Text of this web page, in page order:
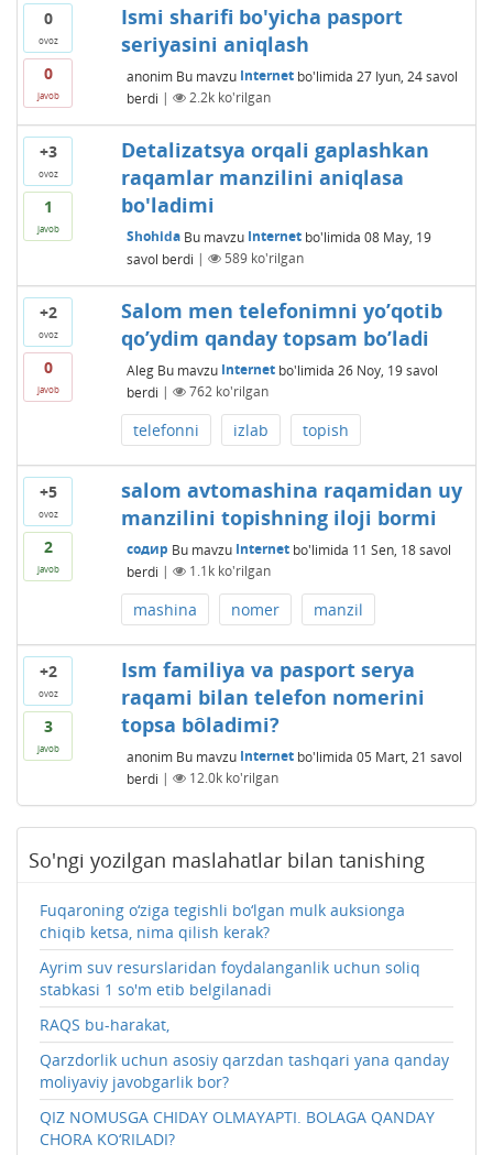
0
ovoz
0
javob
Ismi sharifi bo'yicha pasport
seriyasini aniqlash
anonim Bu mavzu Internetbo'limida 27 Iyun, 24 savol
berdi | 2.2kko'rilgan
+3
ovoz
1
javob
Detalizatsya orqali gaplashkan
raqamlar manzilini aniqlasa
bo'ladimi
Shohida Bu mavzu Internetbo'limida 08 May, 19
savol berdi | 589ko'rilgan
+2
ovoz
0
javob
Salom men telefonimni yo’qotib
qo’ydim qanday topsam bo’ladi
Aleg Bu mavzu Internetbo'limida 26 Noy, 19 savol
berdi | 762ko'rilgan
telefonni izlab topish
+5
ovoz
2
javob
salom avtomashina raqamidan uy
manzilini topishning iloji bormi
содир Bu mavzu Internetbo'limida 11 Sen, 18 savol
berdi | 1.1kko'rilgan
mashina nomer manzil
+2
ovoz
3
javob
Ism familiya va pasport serya
raqami bilan telefon nomerini
topsa bôladimi?
anonim Bu mavzu Internetbo'limida 05 Mart, 21 savol
berdi | 12.0kko'rilgan
So'ngi yozilgan maslahatlar bilan tanishing
Fuqaroning o‘ziga tegishli bo‘lgan mulk auksionga
chiqib ketsa, nima qilish kerak?
Ayrim suv resurslaridan foydalanganlik uchun soliq
stabkasi 1 so'm etib belgilanadi
RAQS bu-harakat,
Qarzdorlik uchun asosiy qarzdan tashqari yana qanday
moliyaviy javobgarlik bor?
QIZ NOMUSGA CHIDAY OLMAYAPTI. BOLAGA QANDAY
CHORA KO‘RILADI?